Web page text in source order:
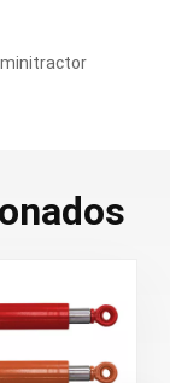
minitractor